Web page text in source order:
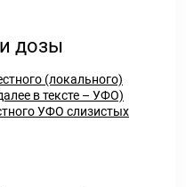
дозы
(локального)
в тексте – УФО)
УФО слизистых